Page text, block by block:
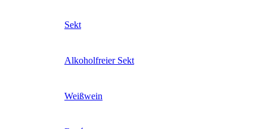
Sekt
Alkoholfreier Sekt
Weißwein